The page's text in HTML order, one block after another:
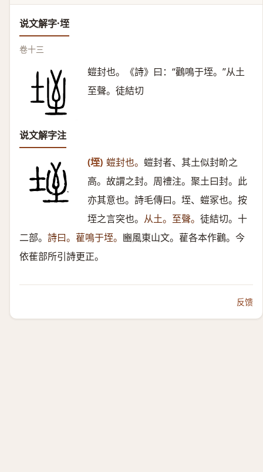
说文解字·垤
卷十三
螘封也。《詩》曰：“鸛鳴于垤。”从土
至聲。徒結切
说文解字注
(垤) 螘封也。 螘封者、其土似封畍之
高。故謂之封。周禮注。聚土曰封。此
亦其意也。詩毛傳曰。垤、螘冢也。按
垤之言突也。 从土。至聲。 徒結切。十
二部。 詩曰。雚鳴于垤。 豳風東山文。雚各本作鸛。今
依萑部所引詩更正。
反馈